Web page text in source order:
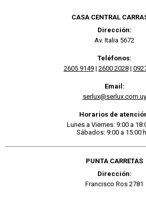
CASA CENTRAL
Dirección:
Av. Italia 5672
Teléfonos:
2605 9149| 2600 2028|
Email:
serlux@serlux.com.uy
Horarios de
Lunes a Viernes: 9:00 a
Sábados: 9:00 a 15:00
PUNTA CARRETAS
Dirección:
Francisco Ros 2781